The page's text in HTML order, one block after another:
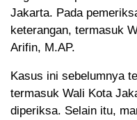
Jakarta. Pada
keterangan, termasuk
Arifin, M.AP.
Kasus ini sebelumnya
termasuk Wali Kota
diperiksa. Selain itu,